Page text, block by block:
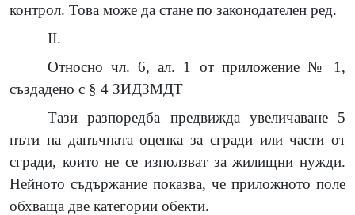
контрол. Това може да стане по законодателен ред.
II.
Относно чл. 6, ал. 1 от приложение № 1,
създадено с § 4 ЗИДЗМДТ
Тази разпоредба предвижда увеличаване 5
пъти на данъчната оценка за сгради или части от
сгради, които не се използват за жилищни нужди.
Нейното съдържание показва, че приложното поле
обхваща две категории обекти.